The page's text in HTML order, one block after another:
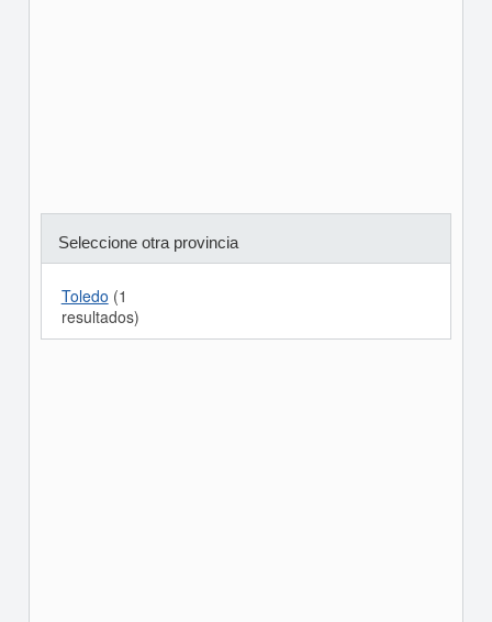
Seleccione otra provincia
Toledo (1
resultados)